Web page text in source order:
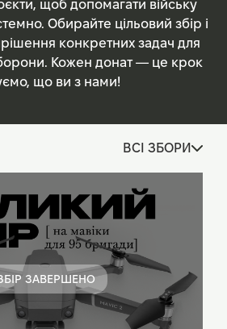
щоб допомагати війську
Обирайте цільовий збір і
конкретних задач для
Кожен донат — це крок
що ви з нами!
ВСІ ЗБОРИ
ЗАВЕРШЕНО